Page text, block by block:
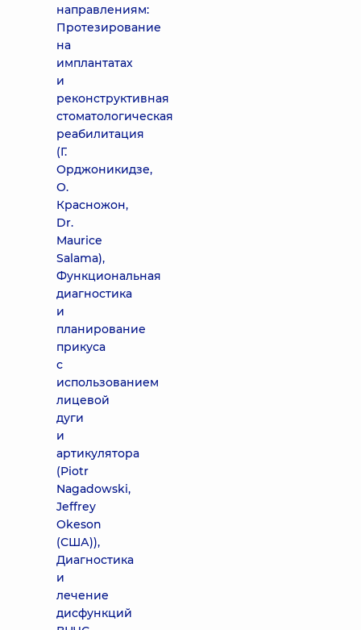
направлениям:
Протезирование
на
имплантатах
и
реконструктивная
стоматологическая
реабилитация
(Г.
Орджоникидзе,
О.
Красножон,
Dr.
Maurice
Salama),
Функциональная
диагностика
и
планирование
прикуса
с
использованием
лицевой
дуги
и
артикулятора
(Piotr
Nagadowski,
Jeffrey
Okeson
(США)),
Диагностика
и
лечение
дисфункций